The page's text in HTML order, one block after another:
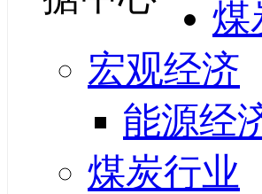
煤
宏观经济
能源经
煤炭行业